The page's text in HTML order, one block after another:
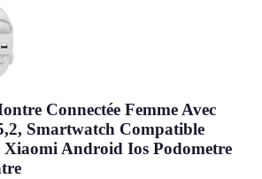
Connectée Femme Avec
Smartwatch Compatible
Xiaomi Android Ios Podometre